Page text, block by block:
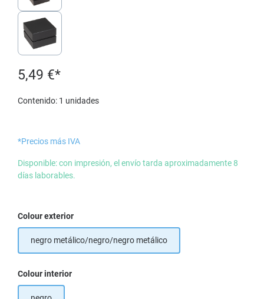
5,49 €*
Contenido: 1 unidades
*Precios más IVA
Disponible: con impresión, el envío tarda aproximadamente 8
días laborables.
Seleccione
Colour exterior
negro metálico/negro/negro metálico
Seleccione
Colour interior